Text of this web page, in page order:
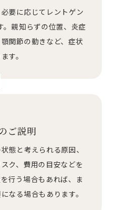
要に応じてレントゲン
。親知らずの位置、炎症
関節の動きなど、症状
す。
ご説明
態と考えられる原因、
ク、費用の目安などを
行う場合もあれば、ま
なる場合もあります。